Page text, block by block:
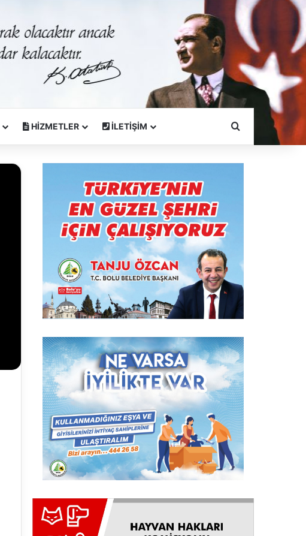
HİZMETLER İLETİŞİM Arama Yapın